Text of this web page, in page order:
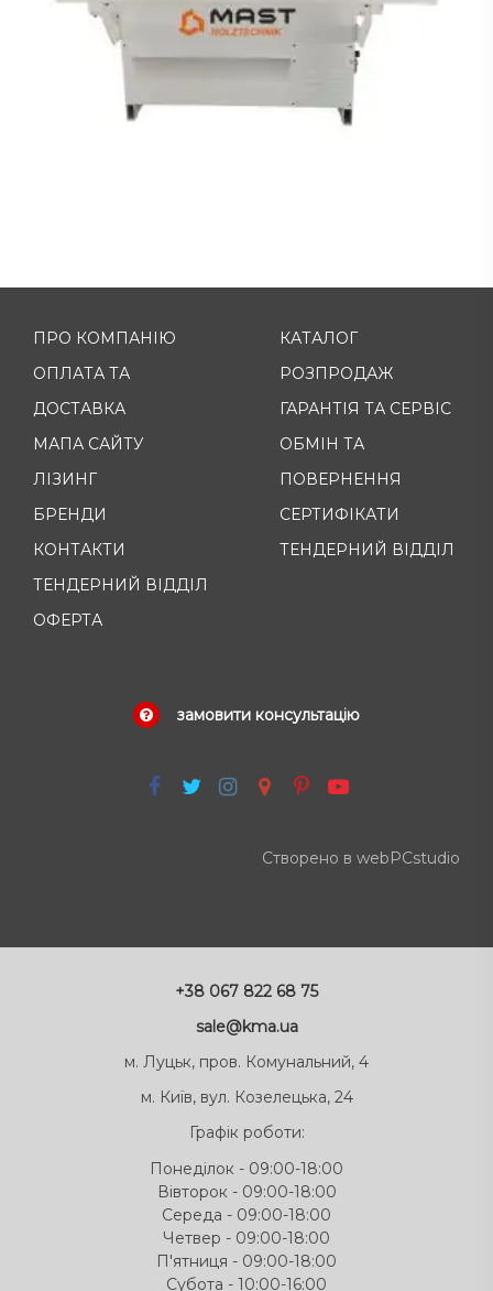
ПРО КОМПАНІЮ
ОПЛАТА ТА
ДОСТАВКА
МАПА САЙТУ
ЛІЗИНГ
БРЕНДИ
КОНТАКТИ
ТЕНДЕРНИЙ ВІДДІЛ
ОФЕРТА
КАТАЛОГ
РОЗПРОДАЖ
ГАРАНТІЯ ТА СЕРВІС
ОБМІН ТА
ПОВЕРНЕННЯ
СЕРТИФІКАТИ
ТЕНДЕРНИЙ ВІДДІЛ
замовити консультацію
Створено в webPCstudio
+38 067 822 68 75
sale@kma.ua
м. Луцьк, пров. Комунальний, 4
м. Київ, вул. Козелецька, 24
Графік роботи:
Понеділок - 09:00-18:00
Вівторок - 09:00-18:00
Середа - 09:00-18:00
Четвер - 09:00-18:00
П'ятниця - 09:00-18:00
Субота - 10:00-16:00